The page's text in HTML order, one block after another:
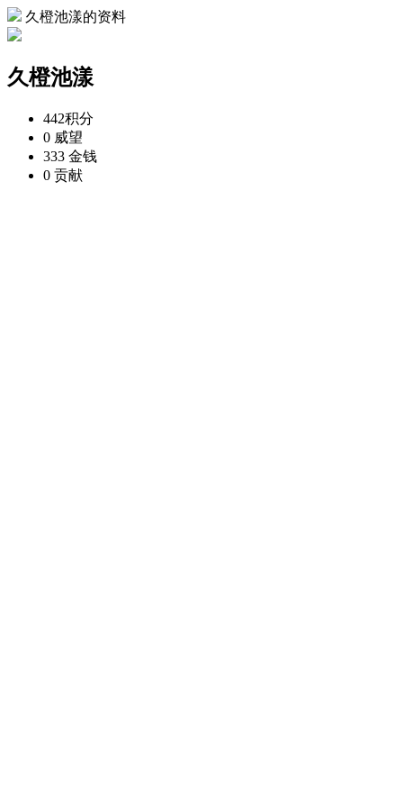
久橙池漾的资料
久橙池漾
442积分
0 威望
333 金钱
0 贡献